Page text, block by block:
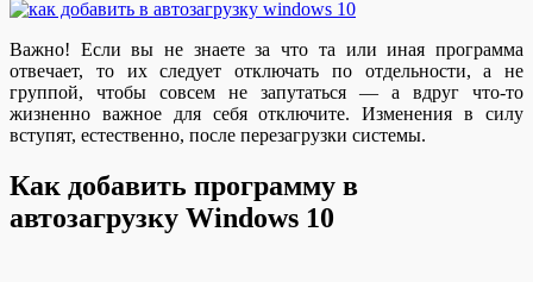
Важно! Если вы не знаете за что та или иная программа
отвечает, то их следует отключать по отдельности, а не
группой, чтобы совсем не запутаться — а вдруг что-то
жизненно важное для себя отключите. Изменения в силу
вступят, естественно, после перезагрузки системы.
Как добавить программу в
автозагрузку Windows 10